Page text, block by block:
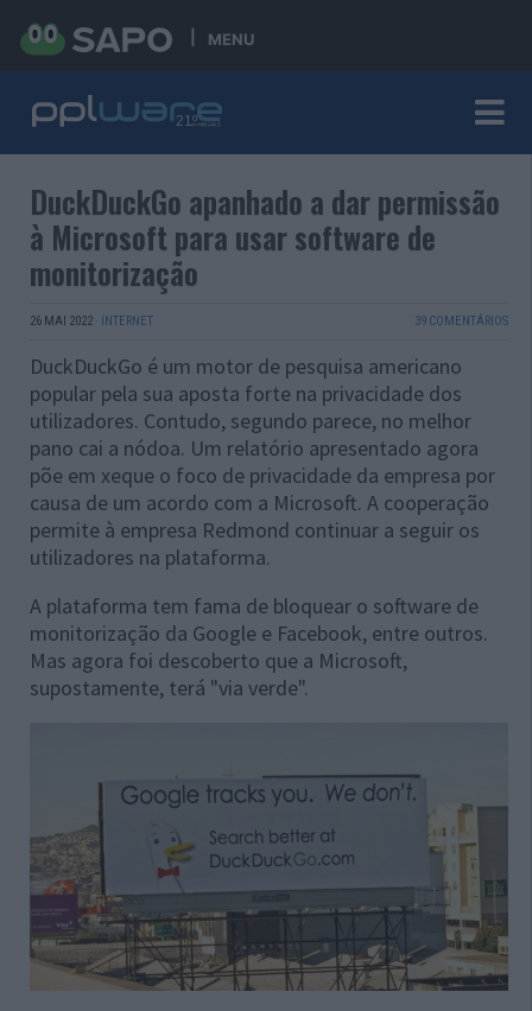
MENU
DuckDuckGo apanhado a dar permissão
à Microsoft para usar software de
monitorização
26 MAI 2022 · INTERNET 39 COMENTÁRIOS
DuckDuckGo é um motor de pesquisa americano
popular pela sua aposta forte na privacidade dos
utilizadores. Contudo, segundo parece, no melhor
pano cai a nódoa. Um relatório apresentado agora
põe em xeque o foco de privacidade da empresa por
causa de um acordo com a Microsoft. A cooperação
permite à empresa Redmond continuar a seguir os
utilizadores na plataforma.
A plataforma tem fama de bloquear o software de
monitorização da Google e Facebook, entre outros.
Mas agora foi descoberto que a Microsoft,
supostamente, terá "via verde".